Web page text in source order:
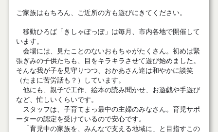
ご家族はもちろん、ご近所の方も遊びにきてください。
移動ひろば「きしゃぽっぽ」は毎月、市内各地で開催して
います。
会場には、見たことのないおもちゃがたくさん。初めは緊
張ぎみの子供たちも、目をキラキラさせて遊び始めました。
そんな我が子を見守りつつ、おかあさん達は和やかに談笑
（たまに苦労話も？）しています。
他にも、親子で工作、絵本の読み聞かせ、お遊戯や手遊び
など、忙しいくらいです。
スタッフは、子育てまっ最中の主婦のみなさん。育児サポ
ーターの認定を受けているので安心です。
「育児中の家族を、みんなで支える地域に」と目指すこの